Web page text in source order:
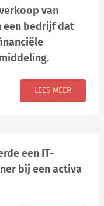
van
een bedrijf dat
LEES MEER
een IT-
bij een activa